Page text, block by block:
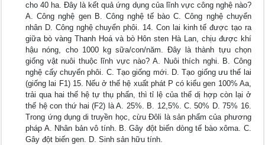
cho 40 ha. Đây là kết quả ứng dụng của lĩnh vực công nghệ nào?
A. Công nghệ gen B. Công nghệ tế bào C. Công nghệ chuyển
nhân D. Công nghệ chuyển phôi. 14. Con lai kinh tế được tạo ra
giữa bò vàng Thanh Hoá và bò Hôn sten Hà Lan, chịu được khí
hậu nóng, cho 1000 kg sữa/con/năm. Đây là thành tựu chọn
giống vật nuôi thuộc lĩnh vực nào? A. Nuôi thích nghi. B. Công
nghệ cấy chuyển phôi. C. Tạo giống mới. D. Tạo giống ưu thế lai
(giống lai F1) 15. Nếu ở thế hệ xuất phát P có kiểu gen 100% Aa,
trải qua hai thế hệ tự thụ phấn, thì tỉ lệ của thể dị hợp còn lại ở
thế hệ con thứ hai (F2) là A. 25%. B. 12,5%. C. 50% D. 75% 16.
Trong ứng dụng di truyền học, cừu Đôli là sản phẩm của phương
pháp A. Nhân bản vô tính. B. Gây đột biến dòng tế bào xôma. C.
Gây đột biến gen. D. Sinh sản hữu tính.